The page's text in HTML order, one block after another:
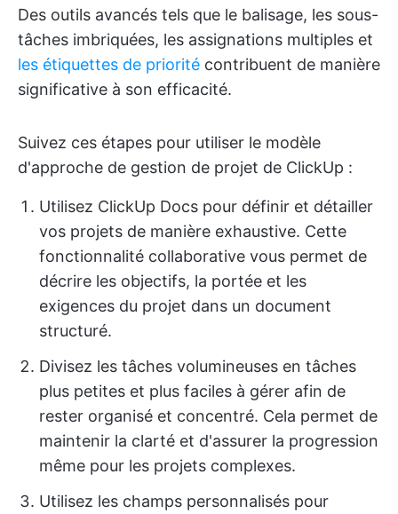
Des outils avancés tels que le balisage, les sous-
tâches imbriquées, les assignations multiples et
les étiquettes de priorité contribuent de manière
significative à son efficacité.
Suivez ces étapes pour utiliser le modèle
d'approche de gestion de projet de ClickUp :
Utilisez ClickUp Docs pour définir et détailler
vos projets de manière exhaustive. Cette
fonctionnalité collaborative vous permet de
décrire les objectifs, la portée et les
exigences du projet dans un document
structuré.
Divisez les tâches volumineuses en tâches
plus petites et plus faciles à gérer afin de
rester organisé et concentré. Cela permet de
maintenir la clarté et d'assurer la progression
même pour les projets complexes.
Utilisez les champs personnalisés pour